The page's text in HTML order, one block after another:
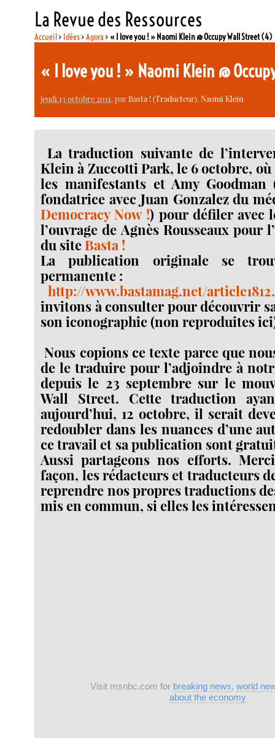
La Revue des Ressources
Accueil> Idées>Agora > « I love you ! » Naomi Klein @ Occupy Wall Street (4)
« I love you ! » Naomi Klein @
jeudi 13 octobre 2011, parBasta ! (Traducteur),Naomi Klein
La traduction suivante de
Klein à Zuccotti Park, le 6 octobre,
les manifestants et Amy
fondatrice avec Juan Gonzalez du
Democracy Now !) pour défiler avec
l’ouvrage de Agnès Rousseaux pour
du siteBasta !
La publication originale se
permanente :
http://www.bastamag.net/
invitons à consulter pour découvrir
son iconographie (non reproduites
Nous copions ce texte parce que
de le traduire pour l’adjoindre à
depuis le 23 septembre sur le
Wall Street. Cette traduction
aujourd’hui, 12 octobre, il serait
redoubler dans les nuances d’une
ce travail et sa publication sont
Aussi partageons nos efforts.
façon, les rédacteurs et traducteurs
reprendre nos propres traductions
mis en commun, si elles les
Visit msnbc.com for breaking news, world
about the economy